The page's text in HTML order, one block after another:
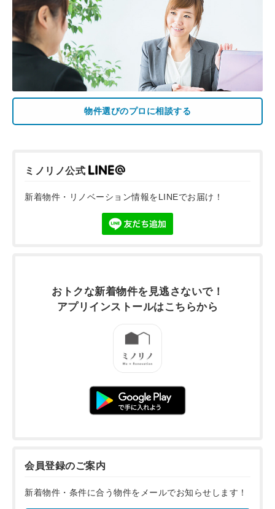
物件選びのプロに相談する
ミノリノ公式
新着物件・リノベーション情報をLINEでお届け！
おトクな新着物件を 見逃さないで！
アプリインストールはこちらから
会員登録のご案内
新着物件・条件に合う物件をメールでお知らせします！